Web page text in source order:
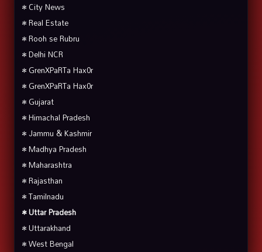
• City News
• Real Estate
• Rooh se Rubru
• Delhi NCR
• GrenXPaRTa Hax0r
• GrenXPaRTa Hax0r
• Gujarat
• Himachal Pradesh
• Jammu & Kashmir
• Madhya Pradesh
• Maharashtra
• Rajasthan
• Tamilnadu
• Uttar Pradesh
• Uttarakhand
• West Bengal